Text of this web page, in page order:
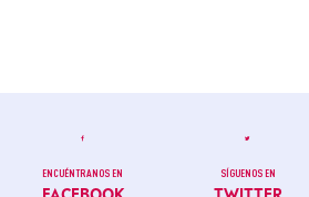
ENCUÉNTRANOS EN SÍGUENOS EN